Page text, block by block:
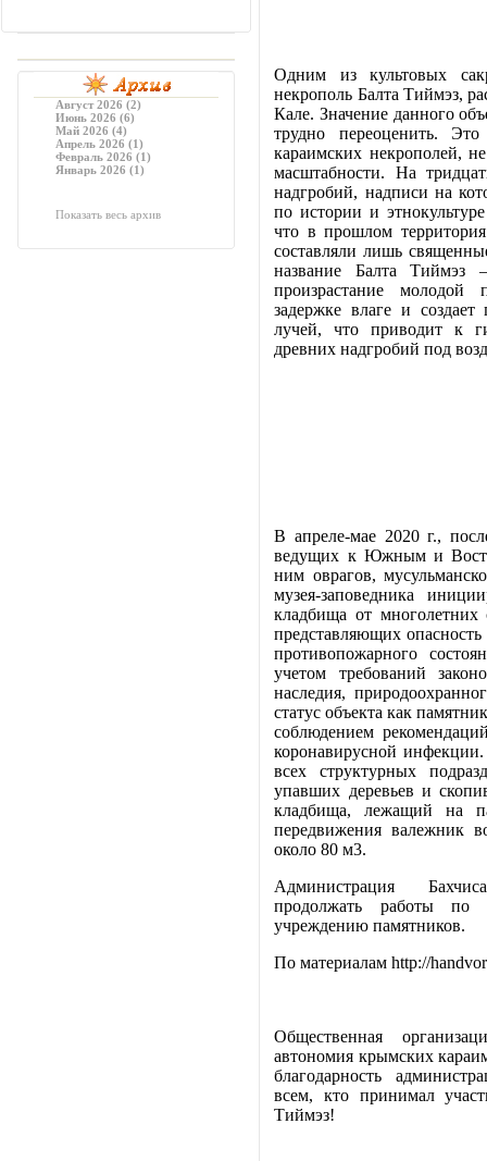
Август 2026 (2)
Июнь 2026 (6)
Май 2026 (4)
Апрель 2026 (1)
Февраль 2026 (1)
Январь 2026 (1)
Показать весь архив
Одним из культовых
некрополь Балта Тиймэз,
Кале. Значение данного
трудно переоценить.
караимских некрополей,
масштабности. На
надгробий, надписи на
по истории и
что в прошлом
составляли лишь
название Балта Тиймэз
произрастание молодой
задержке влаге и
лучей, что приводит к
древних надгробий под
В апреле-мае 2020 г.,
ведущих к Южным и
ним оврагов,
музея-заповедника
кладбища от многолетних
представляющих опасность
противопожарного
учетом требований
наследия,
статус объекта как
соблюдением
коронавирусной
всех структурных
упавших деревьев и
кладбища, лежащий на
передвижения валежник
около 80 м3.
Администрация
продолжать работы по
учреждению памятников.
По материалам http://
Общественная
автономия крымских
благодарность
всем, кто принимал
Тиймэз!